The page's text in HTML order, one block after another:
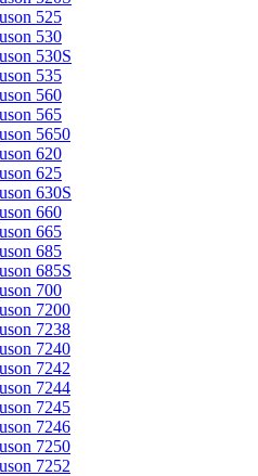
525
530
530S
535
560
565
5650
620
625
630S
660
665
685
685S
700
7200
7238
7240
7242
7244
7245
7246
7250
7252